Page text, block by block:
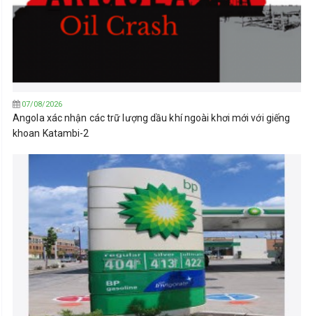
07/08/2026
Angola xác nhận các trữ lượng dầu khí ngoài khơi mới với giếng
khoan Katambi-2